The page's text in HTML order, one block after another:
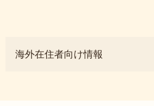
海外在住者向け情報